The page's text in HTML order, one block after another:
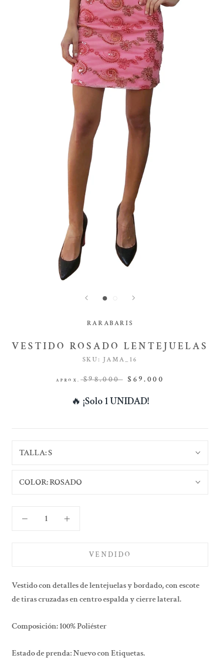
RARABARIS
VESTIDO ROSADO LENTEJUELAS
SKU: JAMA_16
APROX. $98.000 $69.000
🔥 ¡Solo 1 UNIDAD!
TALLA:S
COLOR:ROSADO
VENDIDO
Vestido con detalles de lentejuelas y bordado, con escote
de tiras cruzadas en centro espalda y cierre lateral.
Composición: 100% Poliéster
Estado de prenda: Nuevo con Etiquetas.